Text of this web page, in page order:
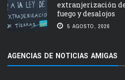
extranjerización
fuego y desalojos
5 AGOSTO, 2026
AGENCIAS DE NOTICIAS AMIGAS